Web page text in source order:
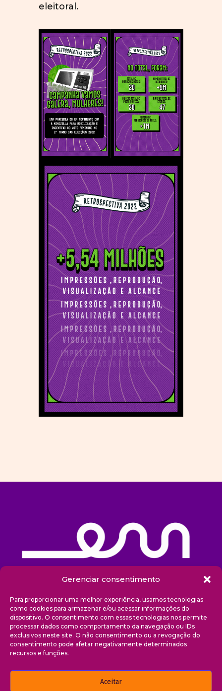
Gerenciar consentimento
Para proporcionar uma melhor experiência, usamos tecnologias
como cookies para armazenar e/ou acessar informações do
dispositivo. O consentimento com essas tecnologias nos permite
processar dados como comportamento da navegação ou IDs
exclusivos neste site. O não consentimento ou a revogação do
consentimento pode afetar negativamente determinados
recursos e funções.
Aceitar
eleitoral.
Sobre nós
Projetos
Blog